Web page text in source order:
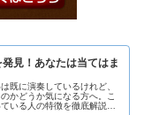
見！あなたは当てはま
既に演奏しているけれど、
かどうか気になる方へ。こ
いる人の特徴を徹底解説し